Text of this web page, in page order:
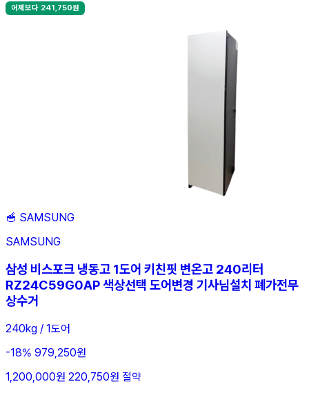
어제보다 241,750원
🥣 SAMSUNG
SAMSUNG
삼성 비스포크 냉동고 1도어 키친핏 변온고 240리터
RZ24C59G0AP 색상선택 도어변경 기사님설치 폐가전무
상수거
240kg / 1도어
-18% 979,250원
1,200,000원 220,750원 절약